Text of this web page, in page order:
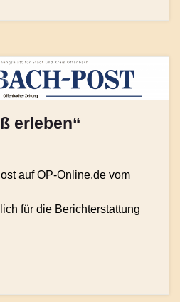
erleben“
auf OP-Online.de vom
für die Berichterstattung